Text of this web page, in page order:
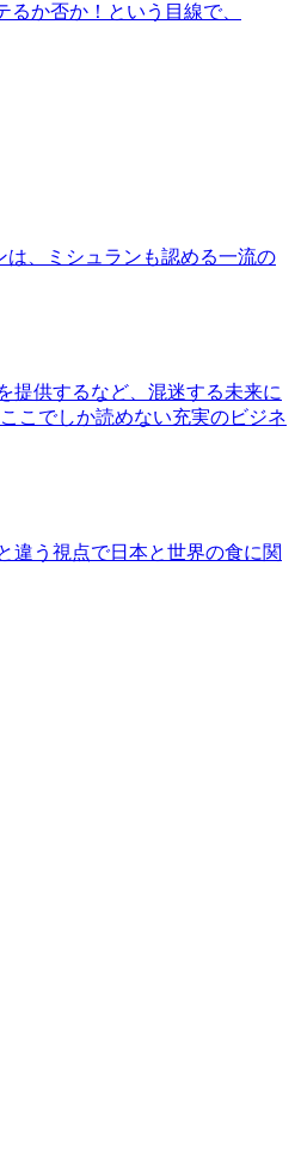
か否か！という目線で、
、ミシュランも認める一流の
提供するなど、混迷する未来に
こでしか読めない充実のビジネ
違う視点で日本と世界の食に関